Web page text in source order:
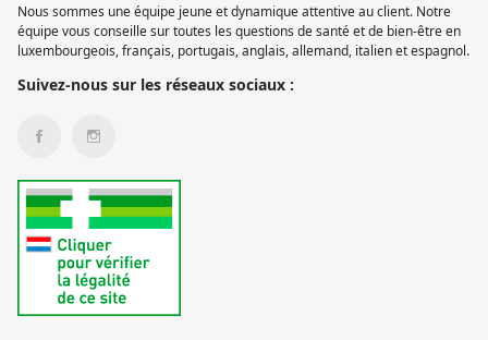
Nous sommes une équipe jeune et dynamique attentive au client. Notre
équipe vous conseille sur toutes les questions de santé et de bien-être en
luxembourgeois, français, portugais, anglais, allemand, italien et espagnol.
Suivez-nous sur les réseaux sociaux :